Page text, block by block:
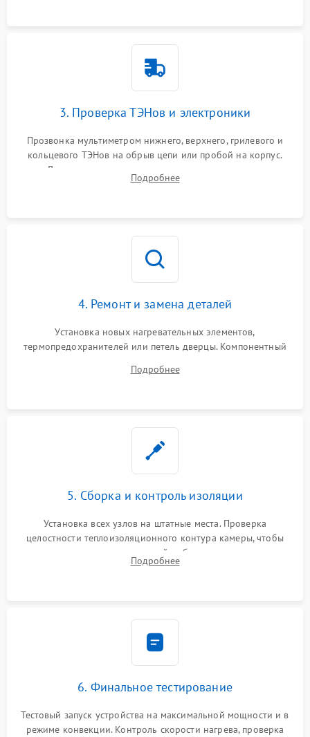
3. Проверка ТЭНов и электроники
Прозвонка мультиметром нижнего, верхнего, грилевого и
кольцевого ТЭНов на обрыв цепи или пробой на корпус.
Диагностика термостата, датчиков температуры,
переключателя режимов и мотора конвекции.
Подробнее
4. Ремонт и замена деталей
Установка новых нагревательных элементов,
термопредохранителей или петель дверцы. Компонентный
выгоревших реле, восстановление контактов и замена
Подробнее
5. Сборка и контроль изоляции
Установка всех узлов на штатные места. Проверка
целостности теплоизоляционного контура камеры, чтобы
исключить перегрев кухонной мебели и потерю тепла.
Надежная фиксация клемм и сборка корпуса шкафа.
Подробнее
6. Финальное тестирование
Тестовый запуск устройства на максимальной мощности и в
режиме конвекции. Контроль скорости нагрева, проверка